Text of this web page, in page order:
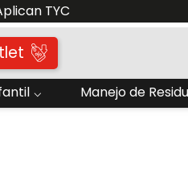
TYC
Manejo de